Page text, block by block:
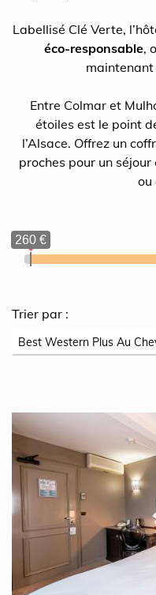
Labellisé Clé Verte,
éco-responsable,
Entre Colmar et
étoiles est le point
l’Alsace. Offrez un
proches pour un
ou
260 €
Trier par :